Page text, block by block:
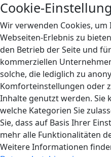
Cookie-
Wir verwenden Cookies,
Webseiten-Erlebnis zu
den Betrieb der Seite und
kommerziellen
solche, die lediglich zu
Komforteinstellungen oder
Inhalte genutzt werden. Sie
welche Kategorien Sie
Sie, dass auf Basis Ihrer
mehr alle Funktionalitäten
Weitere Informationen